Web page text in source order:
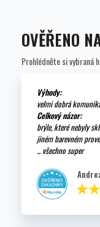
OVĚŘENO
Prohlédněte si vybraná
Výhody:
velmi dobrá
Celkový názor:
brýle, které nebyly
jiném barevném
... všechno super